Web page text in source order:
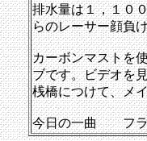
排水量は１，１０
らのレーサー顔負
カーボンマストを
ブです。ビデオを
桟橋につけて、メ
今日の一曲 フ